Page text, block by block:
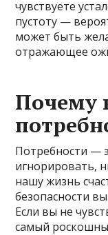
чувствуете
пустоту —
может быть
отражающее
Почему
Потребности —
игнорировать,
нашу жизнь
безопасности
Если вы не
самый